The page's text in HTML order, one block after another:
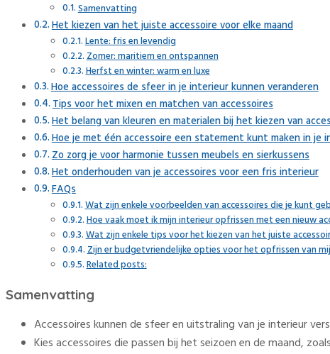
Samenvatting
Het kiezen van het juiste accessoire voor elke maand
Lente: fris en levendig
Zomer: maritiem en ontspannen
Herfst en winter: warm en luxe
Hoe accessoires de sfeer in je interieur kunnen veranderen
Tips voor het mixen en matchen van accessoires
Het belang van kleuren en materialen bij het kiezen van
Hoe je met één accessoire een statement kunt maken in je
Zo zorg je voor harmonie tussen meubels en sierkussens
Het onderhouden van je accessoires voor een fris interieur
FAQs
Wat zijn enkele voorbeelden van accessoires die je kunt
Hoe vaak moet ik mijn interieur opfrissen met een nieuw
Wat zijn enkele tips voor het kiezen van het juiste
Zijn er budgetvriendelijke opties voor het opfrissen van
Related posts:
Samenvatting
Accessoires kunnen de sfeer en uitstraling van je interieur
Kies accessoires die passen bij het seizoen en de maand,